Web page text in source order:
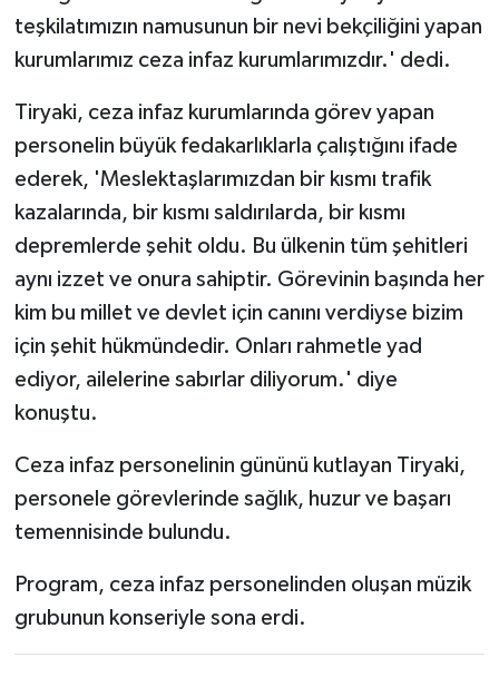
teşkilatımızın namusunun bir nevi bekçiliğini yapan
kurumlarımız ceza infaz kurumlarımızdır.' dedi.
Tiryaki, ceza infaz kurumlarında görev yapan
personelin büyük fedakarlıklarla çalıştığını ifade
ederek, 'Meslektaşlarımızdan bir kısmı trafik
kazalarında, bir kısmı saldırılarda, bir kısmı
depremlerde şehit oldu. Bu ülkenin tüm şehitleri
aynı izzet ve onura sahiptir. Görevinin başında her
kim bu millet ve devlet için canını verdiyse bizim
için şehit hükmündedir. Onları rahmetle yad
ediyor, ailelerine sabırlar diliyorum.' diye
konuştu.
Ceza infaz personelinin gününü kutlayan Tiryaki,
personele görevlerinde sağlık, huzur ve başarı
temennisinde bulundu.
Program, ceza infaz personelinden oluşan müzik
grubunun konseriyle sona erdi.